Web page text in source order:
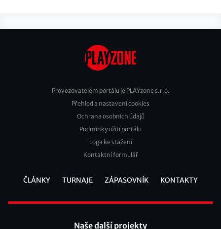
Footer
Provozovatelem portálu je PLAYzone s.r.o.
Přehled a nastavení cookies
Ochrana osobních údajů
Podmínky užití portálu
Loga ke stažení
Kontaktní formulář
ČLÁNKY TURNAJE ZÁPASOVNÍK KONTAKTY
Naše další projekty